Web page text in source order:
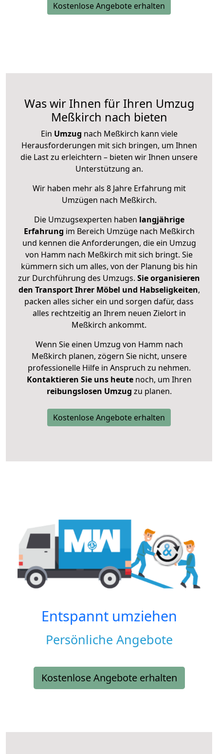
Kostenlose Angebote erhalten
Was wir Ihnen für Ihren Umzug
Meßkirch nach bieten
Ein Umzug nach Meßkirch kann viele
Herausforderungen mit sich bringen, um Ihnen
die Last zu erleichtern – bieten wir Ihnen unsere
Unterstützung an.
Wir haben mehr als 8 Jahre Erfahrung mit
Umzügen nach Meßkirch.
Die Umzugsexperten haben langjährige
Erfahrung im Bereich Umzüge nach Meßkirch
und kennen die Anforderungen, die ein Umzug
von Hamm nach Meßkirch mit sich bringt. Sie
kümmern sich um alles, von der Planung bis hin
zur Durchführung des Umzugs. Sie organisieren
den Transport Ihrer Möbel und Habseligkeiten,
packen alles sicher ein und sorgen dafür, dass
alles rechtzeitig an Ihrem neuen Zielort in
Meßkirch ankommt.
Wenn Sie einen Umzug von Hamm nach
Meßkirch planen, zögern Sie nicht, unsere
professionelle Hilfe in Anspruch zu nehmen.
Kontaktieren Sie uns heutenoch, um Ihren
reibungslosen Umzug zu planen.
Kostenlose Angebote erhalten
Entspannt umziehen
Persönliche Angebote
Kostenlose Angebote erhalten